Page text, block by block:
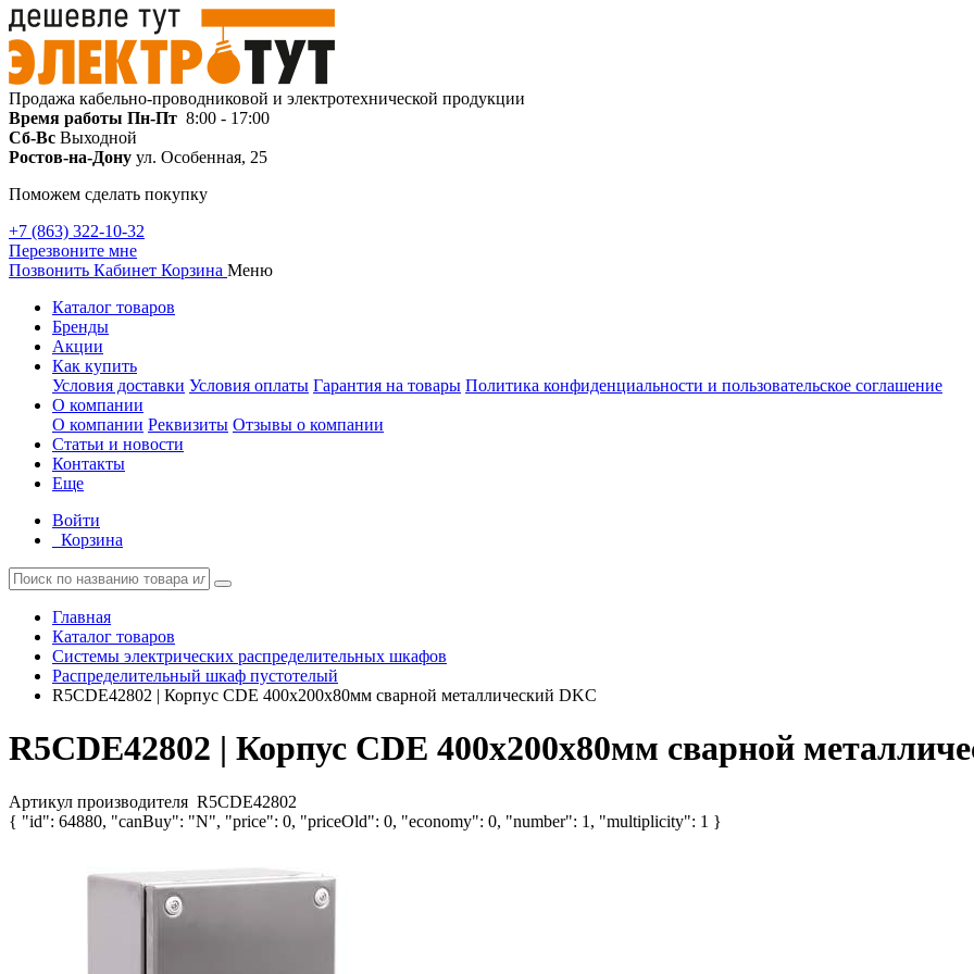
Продажа кабельно-проводниковой и электротехнической продукции
Время работы Пн-Пт 8:00 - 17:00
Сб-Вс Выходной
Ростов-на-Дону ул. Особенная, 25
Поможем сделать покупку
+7 (863) 322-10-32
Перезвоните мне
Позвонить Кабинет Корзина Меню
Каталог товаров
Бренды
Акции
Как купить
Условия доставки Условия оплаты Гарантия на товары Политика конфиденциальности и пользовательское соглашение
О компании
О компании Реквизиты Отзывы о компании
Статьи и новости
Контакты
Еще
Войти
Корзина
Главная
Каталог товаров
Системы электрических распределительных шкафов
Распределительный шкаф пустотелый
R5CDE42802 | Корпус CDE 400х200х80мм сварной металлический DKC
R5CDE42802 | Корпус CDE 400х200х80мм сварной
Артикул производителя R5CDE42802
{ "id": 64880, "canBuy": "N", "price": 0, "priceOld": 0, "economy": 0, "number": 1, "multiplicity": 1 }